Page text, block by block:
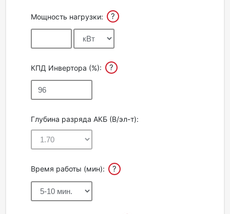
Партнерам
Контакты
Мощность нагрузки: ?
КПД Инвертора (%): ?
Глубина разряда АКБ (В/эл-т):
Время работы (мин): ?